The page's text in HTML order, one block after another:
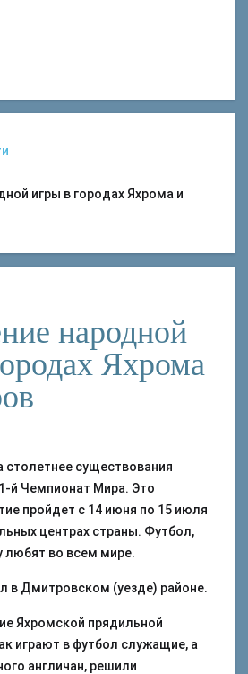
игры в городах Яхрома и
народной
Яхрома
столетнее существования
й Чемпионат Мира. Это
пройдет с 14 июня по 15 июля
центрах страны. Футбол,
любят во всем мире.
в Дмитровском (уезде) районе.
Яхромской прядильной
играют в футбол служащие, а
англичан, решили